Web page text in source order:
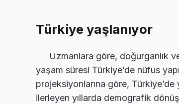
Türkiye yaşlanıyor
Uzmanlara göre, doğurganlık
yaşam süresi Türkiye’de nüfus
projeksiyonlarına göre,
ilerleyen yıllarda demografik